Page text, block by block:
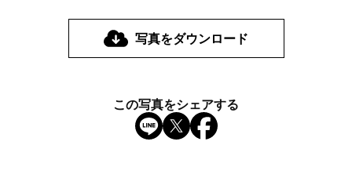
写真をダウンロード
この写真をシェアする